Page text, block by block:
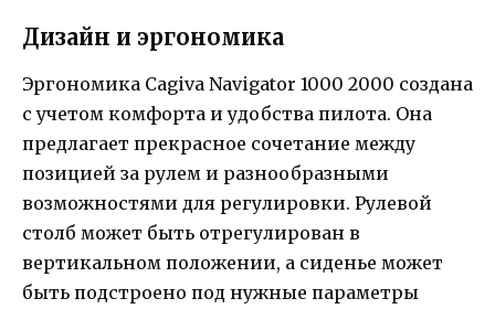
Дизайн и эргономика
Эргономика Cagiva Navigator 1000 2000 создана
с учетом комфорта и удобства пилота. Она
предлагает прекрасное сочетание между
позицией за рулем и разнообразными
возможностями для регулировки. Рулевой
столб может быть отрегулирован в
вертикальном положении, а сиденье может
быть подстроено под нужные параметры